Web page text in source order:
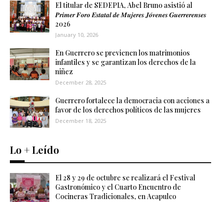
El titular de SEDEPIA, Abel Bruno asistió al
𝑷𝒓𝒊𝒎𝒆𝒓 𝑭𝒐𝒓𝒐 𝑬𝒔𝒕𝒂𝒕𝒂𝒍 𝒅𝒆 𝑴𝒖𝒋𝒆𝒓𝒆𝒔 𝑱𝒐́𝒗𝒆𝒏𝒆𝒔 𝑮𝒖𝒆𝒓𝒓𝒆𝒓𝒆𝒏𝒔𝒆𝒔
2026
January 10, 2026
En Guerrero se previenen los matrimonios
infantiles y se garantizan los derechos de la
niñez
December 28, 2025
Guerrero fortalece la democracia con acciones a
favor de los derechos políticos de las mujeres
December 18, 2025
Lo + Leído
El 28 y 29 de octubre se realizará el Festival
Gastronómico y el Cuarto Encuentro de
Cocineras Tradicionales, en Acapulco